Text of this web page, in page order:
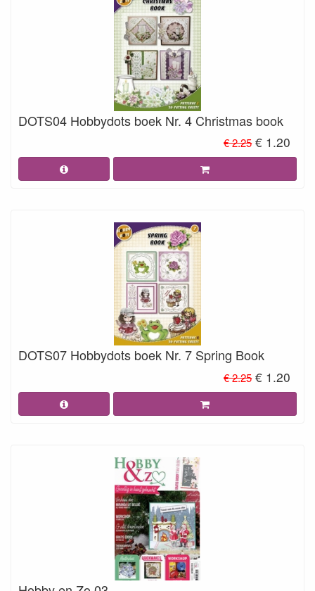
DOTS04 Hobbydots boek Nr. 4 Christmas book
€ 2.25 € 1.20
DOTS07 Hobbydots boek Nr. 7 Spring Book
€ 2.25 € 1.20